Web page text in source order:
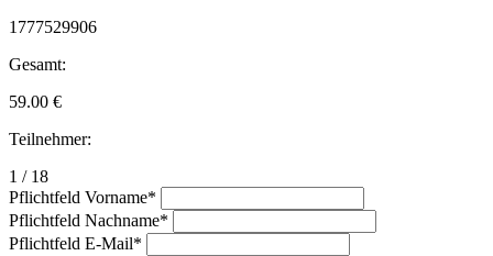
1777529906
Gesamt:
59.00 €
Teilnehmer:
1 / 18
Pflichtfeld Vorname*
Pflichtfeld Nachname*
Pflichtfeld E-Mail*